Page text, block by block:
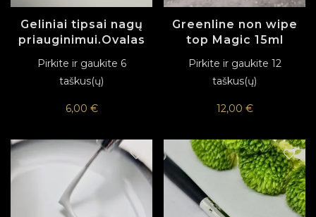
Geliniai tipsai nagų
priauginimui.Ovalas
Pirkite ir gaukite 6
taškus(ų)
6,00 €
Greenline non wipe
top Magic 15ml
Pirkite ir gaukite 12
taškus(ų)
12,00 €